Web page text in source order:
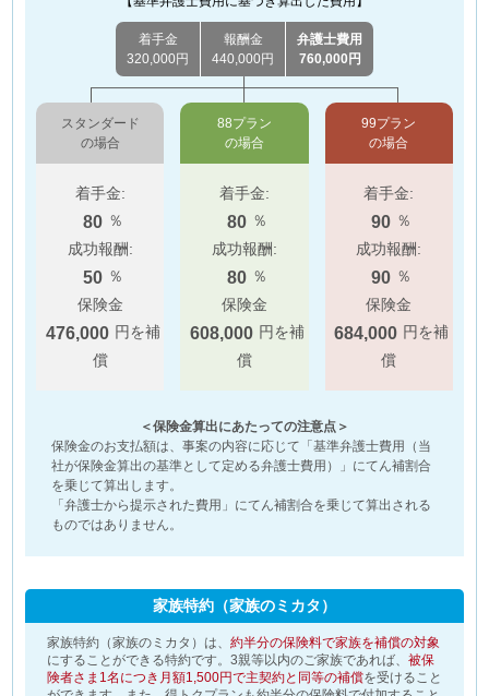
着手金
320,000円
報酬金
440,000円
弁護士費用
760,000円
スタンダード
の場合
着手金:
80 ％
成功報酬:
50 ％
保険金
476,000 円を補
償
88プラン
の場合
着手金:
80 ％
成功報酬:
80 ％
保険金
608,000 円を補
償
99プラン
の場合
着手金:
90 ％
成功報酬:
90 ％
保険金
684,000 円を補
償
＜保険金算出にあたっての注意点＞
保険金のお支払額は、事案の内容に応じて「基準弁護士費用（当
社が保険金算出の基準として定める弁護士費用）」にてん補割合
を乗じて算出します。
「弁護士から提示された費用」にてん補割合を乗じて算出される
ものではありません。
家族特約（家族のミカタ）
家族特約（家族のミカタ）は、 約半分の保険料で家族を補償の対象
にすることができる特約です。3親等以内のご家族であれば、 被保
険者さま1名につき月額1,500円で主契約と同等の補償を受けること